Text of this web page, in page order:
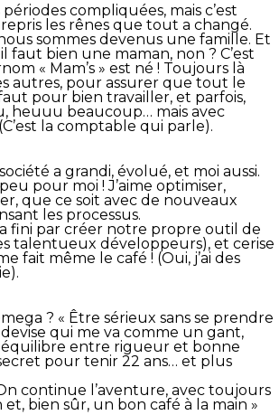
compliquées, mais c’est
les rênes que tout a changé.
sommes devenus une famille. Et
faut bien une maman, non ? C’est
« Mam’s » est né ! Toujours là
autres, pour assurer que tout le
pour bien travailler, et parfois,
heuuu beaucoup… mais avec
la comptable qui parle).
a grandi, évolué, et moi aussi.
pour moi ! J’aime optimiser,
que ce soit avec de nouveaux
les processus.
fini par créer notre propre outil de
talentueux développeurs), et cerise
fait même le café ! (Oui, j’ai des
? « Être sérieux sans se prendre
qui me va comme un gant,
équilibre entre rigueur et bonne
pour tenir 22 ans… et plus
continue l’aventure, avec toujours
bien sûr, un bon café à la main »